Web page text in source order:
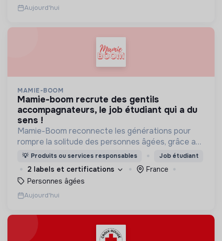
Aujourd'hui
MAMIE-BOOM
mamie-boom recrute des gentils
accompagnateurs, le job étudiant qui a du
sens !
Mamie-Boom reconnecte les générations pour
rompre la solitude des personnes âgées, grâce aux
visites d'étudiants chaque semaine.
💡 Produits ou services responsables Job étudiant
2 labels et certifications
France
Personnes âgées
Aujourd'hui